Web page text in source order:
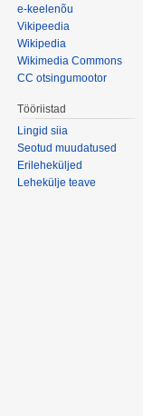
e-keelenõu
Vikipeedia
Wikipedia
Wikimedia Commons
CC otsingumootor
Tööriistad
Lingid siia
Seotud muudatused
Erileheküljed
Lehekülje teave